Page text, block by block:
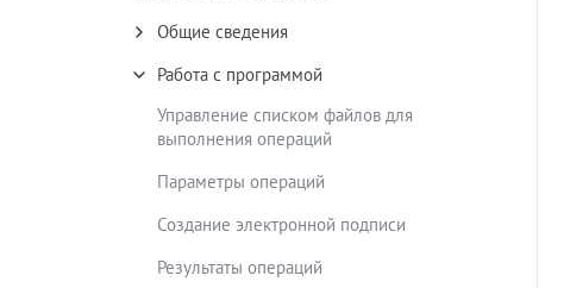
Общие сведения
Работа с программой
Управление списком файлов для
выполнения операций
Параметры операций
Создание электронной подписи
Результаты операций